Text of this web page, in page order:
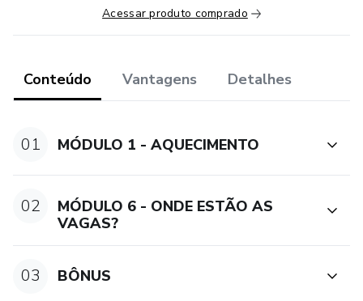
Acessar produto comprado
Conteúdo Vantagens Detalhes
01 MÓDULO 1 - AQUECIMENTO
02
MÓDULO 6 - ONDE ESTÃO AS
VAGAS?
03 BÔNUS